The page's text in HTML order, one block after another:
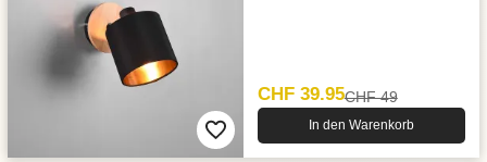
CHF 39.95CHF 49
In den Warenkorb